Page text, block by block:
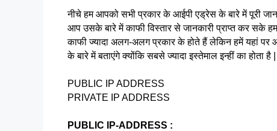
नीचे हम आपको सभी प्रकार के आईपी एड्रेस के बारे में पूरी
आप उसके बारे में काफी विस्तार से जानकारी प्राप्त कर सके
काफी ज्यादा अलग-अलग प्रकार के होते हैं लेकिन हमें यहां पर
के बारे में बताएंगे क्योंकि सबसे ज्यादा इस्तेमाल इन्हीं का होता है |
PUBLIC IP ADDRESS
PRIVATE IP ADDRESS
PUBLIC IP-ADDRESS :